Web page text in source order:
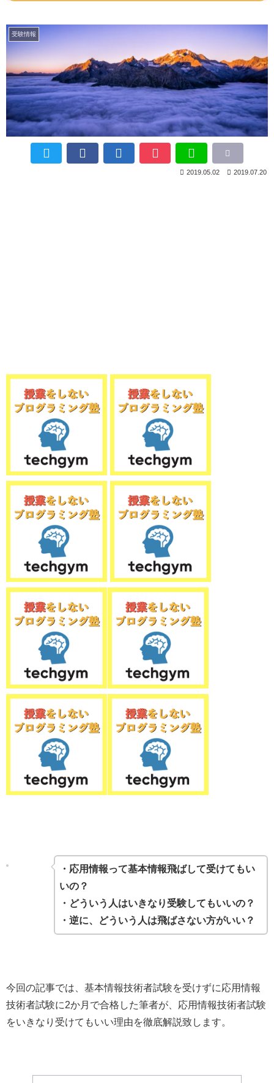
受験情報
2019.07.20
2019.05.02
・応用情報って基本情報飛ばして受けてもい
いの？
・どういう人はいきなり受験してもいいの？
・逆に、どういう人は飛ばさない方がいい？
今回の記事では、基本情報技術者試験を受けずに応用情報
技術者試験に2か月で合格した筆者が、応用情報技術者試験
をいきなり受けてもいい理由を徹底解説致します。